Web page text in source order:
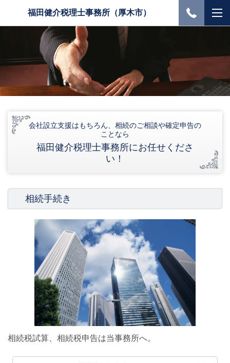
福田健介税理士事務所（厚木市）
会社設立支援はもちろん、相続のご相談や確定申告の
ことなら
福田健介税理士事務所にお任せくださ
い！
相続手続き
相続税試算、相続税申告は当事務所へ。